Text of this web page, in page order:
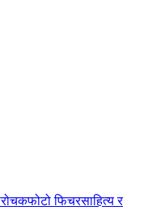
रोचकफोटो फिचरसाहित्य र